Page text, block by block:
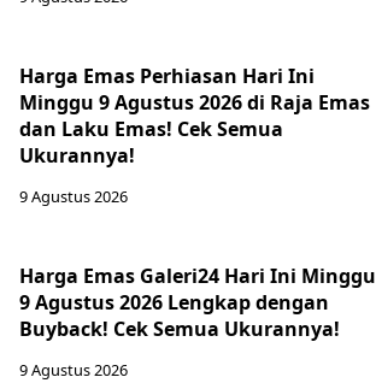
Harga Emas Perhiasan Hari Ini
Minggu 9 Agustus 2026 di Raja Emas
dan Laku Emas! Cek Semua
Ukurannya!
9 Agustus 2026
Harga Emas Galeri24 Hari Ini Minggu
9 Agustus 2026 Lengkap dengan
Buyback! Cek Semua Ukurannya!
9 Agustus 2026